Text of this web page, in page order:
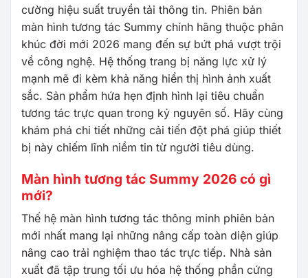
cường hiệu suất truyền tải thông tin. Phiên bản
màn hình tương tác Summy chính hãng thuộc phân
khúc đời mới 2026 mang đến sự bứt phá vượt trội
về công nghệ. Hệ thống trang bị năng lực xử lý
mạnh mẽ đi kèm khả năng hiển thị hình ảnh xuất
sắc. Sản phẩm hứa hẹn định hình lại tiêu chuẩn
tương tác trực quan trong kỷ nguyên số. Hãy cùng
khám phá chi tiết những cải tiến đột phá giúp thiết
bị này chiếm lĩnh niềm tin từ người tiêu dùng.
Màn hình tương tác Summy 2026 có gì
mới?
Thế hệ màn hình tương tác thông minh phiên bản
mới nhất mang lại những nâng cấp toàn diện giúp
nâng cao trải nghiệm thao tác trực tiếp. Nhà sản
xuất đã tập trung tối ưu hóa hệ thống phần cứng